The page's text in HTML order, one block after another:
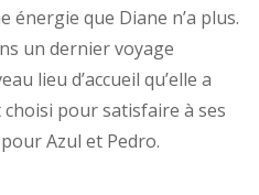
énergie que Diane n’a plus.
un dernier voyage
lieu d’accueil qu’elle a
pour satisfaire à ses
Azul et Pedro.